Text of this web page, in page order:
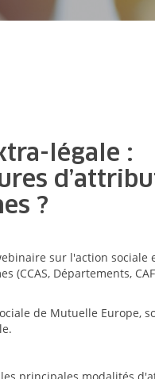
légale :
?
sur l'action
Départements,
de Mutuelle Europe,